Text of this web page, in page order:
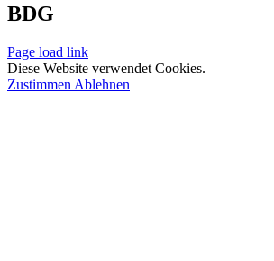
BDG
Page load link
Diese Website verwendet Cookies.
Zustimmen Ablehnen